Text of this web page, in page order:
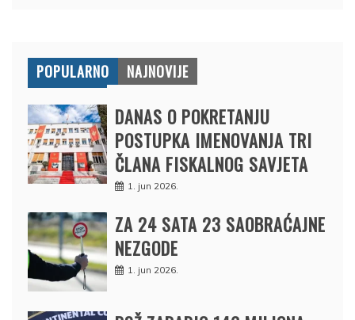
POPULARNO NAJNOVIJE
DANAS O POKRETANJU
POSTUPKA IMENOVANJA TRI
ČLANA FISKALNOG SAVJETA
1. jun 2026.
ZA 24 SATA 23 SAOBRAĆAJNE
NEZGODE
1. jun 2026.